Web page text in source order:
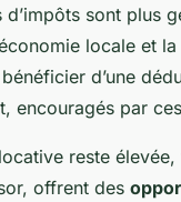
sont plus
locale et
d’une
encouragés par
reste
offrent des